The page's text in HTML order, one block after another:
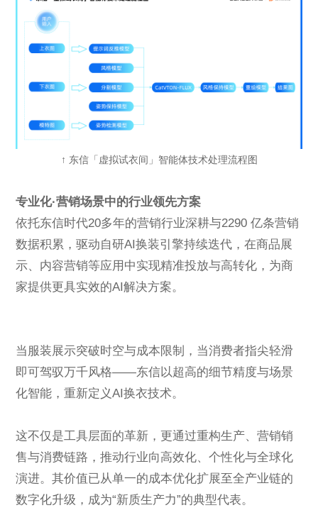
↑ 东信「虚拟试衣间」智能体技术处理流程图
专业化·营销场景中的行业领先方案
依托东信时代20多年的营销行业深耕与2290 亿条营销
数据积累，驱动自研AI换装引擎持续迭代，在商品展
示、内容营销等应用中实现精准投放与高转化，为商
家提供更具实效的AI解决方案。
当服装展示突破时空与成本限制，当消费者指尖轻滑
即可驾驭万千风格——东信以超高的细节精度与场景
化智能，重新定义AI换衣技术。
这不仅是工具层面的革新，更通过重构生产、营销销
售与消费链路，推动行业向高效化、个性化与全球化
演进。其价值已从单一的成本优化扩展至全产业链的
数字化升级，成为“新质生产力”的典型代表。